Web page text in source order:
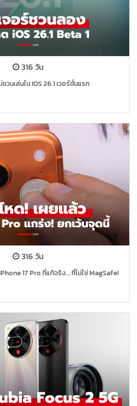
316 วัน
วนเล่นใน IOS 26.1 เวอร์ชั่นแรก
316 วัน
17 Pro ที่แท้จริง... ที่ไม่ใช่ MagSafe!